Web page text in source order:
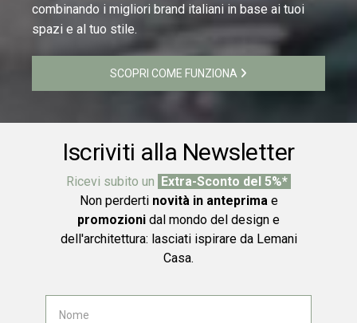
combinando i migliori brand italiani in base ai tuoi
spazi e al tuo stile.
SCOPRI COME FUNZIONA
Iscriviti alla Newsletter
Ricevi subito un Extra-Sconto del 5%*
Non perderti novità in anteprimae
promozioni dal mondo del design e
dell'architettura: lasciati ispirare da Lemani
Casa.